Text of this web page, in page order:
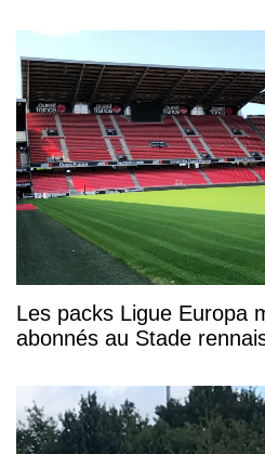
Les packs Ligue Europa
abonnés au Stade